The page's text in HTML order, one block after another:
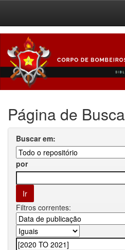
navigation
Página de Busca
Buscar em:
por
Filtros correntes: